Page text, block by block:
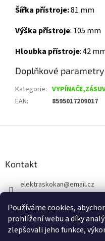
Používáme cookies,
prohlížení webu a díky
zlepšovali jeho funkce,
Šířka přístroje:81 mm
Výška přístroje: 105 mm
Hloubka přístroje:42
Doplňkové parametry
Kategorie:
EAN: 8595017209017
Kontakt
elektraskokan@email.cz
+420 737 802 398